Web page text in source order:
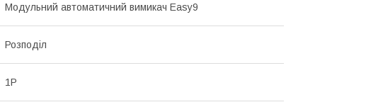
Модульний автоматичний вимикач Easy9
Розподіл
1P